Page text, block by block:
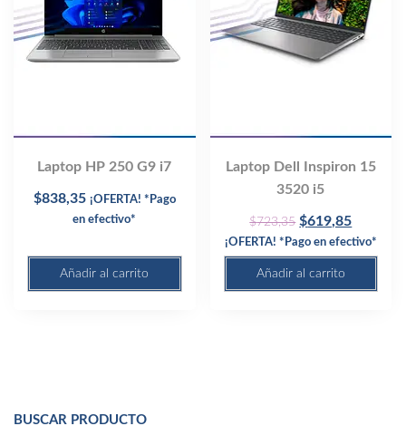
Laptop HP 250 G9 i7
$838,35 ¡OFERTA! *Pago
en efectivo*
Añadir al carrito
Laptop Dell Inspiron 15
3520 i5
$723,35 Original
price
was:
$723,35.
$619,85Current
price
¡OFERTA! *Pago en efectivo*
Añadir al carrito
BUSCAR PRODUCTO